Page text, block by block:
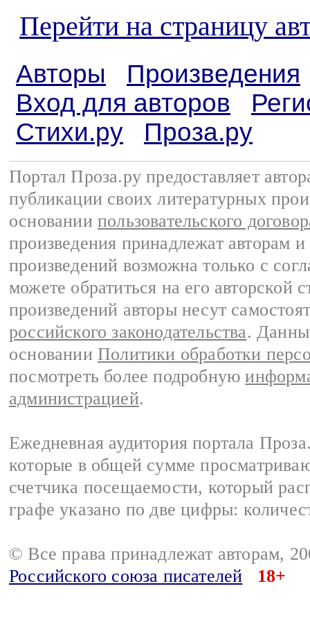
Перейти на страницу
Авторы
Произведения
Вход для авторов
Стихи.ру
Проза.ру
Портал Проза.ру предоставляет
публикации своих литературных
основании пользовательского
произведения принадлежат авторам
произведений возможна только с
можете обратиться на его авторской
произведений авторы несут
российского законодательства.
основании Политики обработки
посмотреть более подробную
администрацией.
Ежедневная аудитория портала
которые в общей сумме
счетчика посещаемости, который
графе указано по две цифры:
© Все права принадлежат авторам,
Российского союза писателей
18+